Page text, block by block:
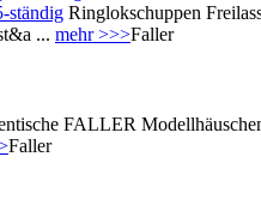
ständig Ringlokschuppen
... mehr >>>Faller
FALLER
Faller